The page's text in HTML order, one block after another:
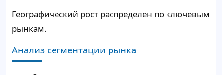
Географический рост распределен по ключевым
рынкам.
Анализ сегментации рынка